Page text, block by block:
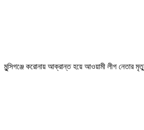
মুন্সিগঞ্জে করোনায় আক্রান্ত হয়ে আওয়ামী লীগ নেতার